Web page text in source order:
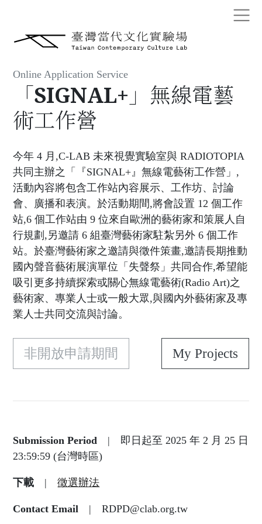
Online Application Service
「SIGNAL+」無線電藝
術工作營
今年 4 月,C-LAB 未來視覺實驗室與 RADIOTOPIA
共同主辦之「『SIGNAL+』無線電藝術工作營」,
活動內容將包含工作站內容展示、工作坊、討論
會、廣播和表演。於活動期間,將會設置 12 個工作
站,6 個工作站由 9 位來自歐洲的藝術家和策展人自
行規劃,另邀請 6 組臺灣藝術家駐紮另外 6 個工作
站。於臺灣藝術家之邀請與徵件策畫,邀請長期推動
國內聲音藝術展演單位「失聲祭」共同合作,希望能
吸引更多持續探索或關心無線電藝術(Radio Art)之
藝術家、專業人士或一般大眾,與國內外藝術家及專
業人士共同交流與討論。
非開放申請期間 My Projects
Submission Period |
即日起至 2025 年 2 月 25 日
23:59:59 (台灣時區)
下載 | 徵選辦法
Contact Email | RDPD@clab.org.tw